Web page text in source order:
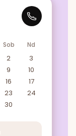
Sob Nd
2
3
9
10
16
17
23
24
30